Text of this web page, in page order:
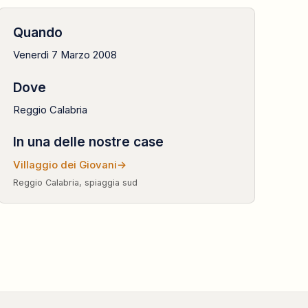
Quando
Venerdì 7 Marzo 2008
Dove
Reggio Calabria
In una delle nostre case
Villaggio dei Giovani→
Reggio Calabria, spiaggia sud